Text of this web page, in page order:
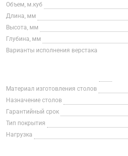
Объем, м.куб
Длина, мм
Высота, мм
Глубина, мм
Варианты исполнения верстака
Материал изготовления столов
Назначение столов
Гарантийный срок
Тип покрытия
Нагрузка